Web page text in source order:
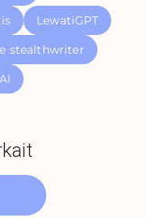
LewatiGPT
stealthwriter